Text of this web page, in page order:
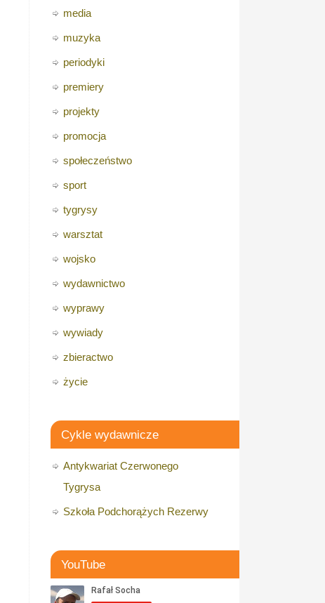
media
muzyka
periodyki
premiery
projekty
promocja
społeczeństwo
sport
tygrysy
warsztat
wojsko
wydawnictwo
wyprawy
wywiady
zbieractwo
życie
Cykle wydawnicze
Antykwariat Czerwonego
Tygrysa
Szkoła Podchorążych Rezerwy
YouTube